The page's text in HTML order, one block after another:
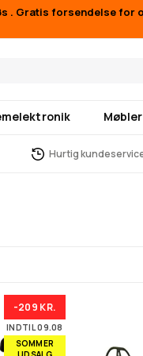
. Gratis forsendelse for
Møbler
Hurtig
-209 KR.
INDTIL 09.08
SOMMER